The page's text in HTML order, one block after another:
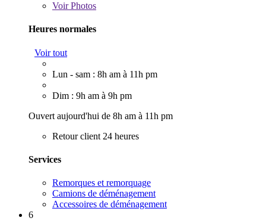
VoirPhotos
Heures normales
Voir tout
Lun - sam : 8h am à 11h pm
Dim : 9h am à 9h pm
Ouvert aujourd'hui de 8h am à 11h pm
Retour client 24 heures
Services
Remorques et remorquage
Camions de déménagement
Accessoires de déménagement
6